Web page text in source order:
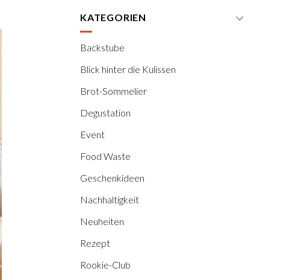
KATEGORIEN
Backstube
Blick hinter die Kulissen
Brot-Sommelier
Degustation
Event
Food Waste
Geschenkideen
Nachhaltigkeit
Neuheiten
Rezept
Rookie-Club